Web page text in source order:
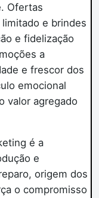
Ofertas
e brindes
e fidelização
a
e frescor dos
emocional
valor agregado
é a
e
origem dos
o compromisso